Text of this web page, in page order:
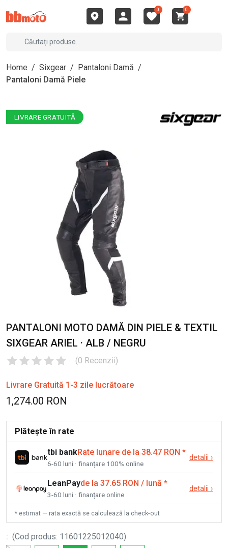
0 0
Home / Sixgear / Pantaloni Damă /
Pantaloni Damă Piele
LIVRARE GRATUITĂ
PANTALONI MOTO DAMĂ DIN PIELE & TEXTIL
SIXGEAR ARIEL · ALB / NEGRU
(0 Recenzii)
Livrare Gratuită 1-3 zile lucrătoare
1,274.00 RON
Plătește în rate
tbi bankRate lunare de la 38.47 RON *
6-60 luni · finanțare 100% online
detalii ›
LeanPayde la 37.65 RON / lună *
3-60 luni · finanțare online
detalii ›
* estimat — rata exactă se calculează la check-out
: (Cod produs: 11601225012040)